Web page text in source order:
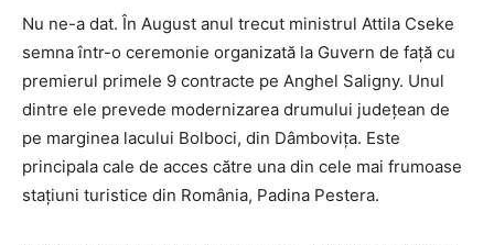
Nu ne-a dat. În August anul trecut ministrul Attila Cseke
semna într-o ceremonie organizată la Guvern de faţă cu
premierul primele 9 contracte pe Anghel Saligny. Unul
dintre ele prevede modernizarea drumului judeţean de
pe marginea lacului Bolboci, din Dâmboviţa. Este
principala cale de acces către una din cele mai frumoase
staţiuni turistice din România, Padina Pestera.